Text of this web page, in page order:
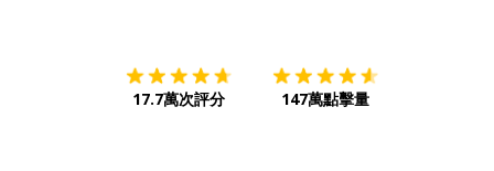
17.7萬次評分 147萬點擊量